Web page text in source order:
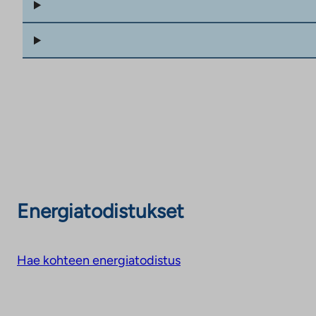
Energiatodistukset
Hae kohteen energiatodistus